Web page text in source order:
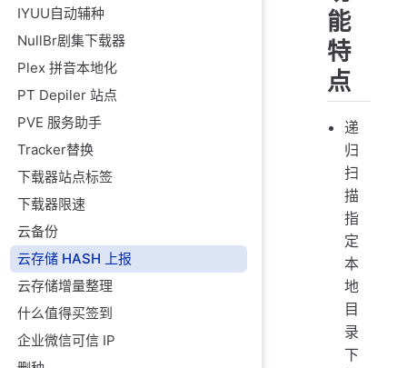
IYUU自动辅种
NullBr剧集下载器
Plex 拼音本地化
PT Depiler 站点
PVE 服务助手
Tracker替换
下载器站点标签
下载器限速
云备份
云存储 HASH 上报
云存储增量整理
什么值得买签到
企业微信可信 IP
能
特
点
递
归
扫
描
指
定
本
地
目
录
下